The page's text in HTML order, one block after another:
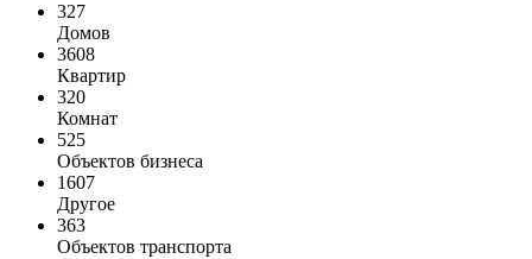
327
Домов
3608
Квартир
320
Комнат
525
Объектов бизнеса
1607
Другое
363
Объектов транспорта